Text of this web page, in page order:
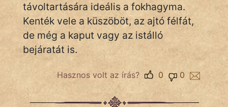
FILM
ÉLETMÓD
távoltartására ideális a fokhagyma.
Kenték vele a küszöböt, az ajtó félfát,
de még a kaput vagy az istálló
bejáratát is.
Hasznos volt az írás? 0
0